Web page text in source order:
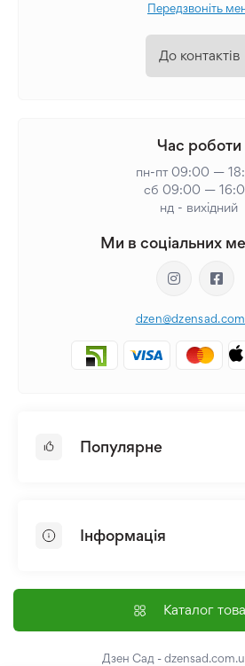
Передзвоніть
До контактів
Час роботи
пн-пт 09:00 —
сб 09:00 —
нд - вихідний
Ми в соціальних
Популярне
Лілія
Насіння
Інформація
Доставка і оплата
Контакти
Каталог
Дзен Сад -